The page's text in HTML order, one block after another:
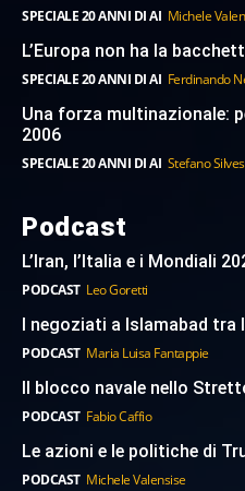
SPECIALE 20 ANNI DI AI Michele
L’Europa non ha la
SPECIALE 20 ANNI DI AI Ferdinando
Una forza multinazionale:
2006
SPECIALE 20 ANNI DI AI Stefano
Podcast
L’Iran, l’Italia e i Mondiali
PODCAST Leo Goretti
I negoziati a Islamabad
PODCAST Maria Luisa Fantappie
Il blocco navale nello
PODCAST Fabio Caffio
Le azioni e le politiche di
PODCAST Michele Valensise